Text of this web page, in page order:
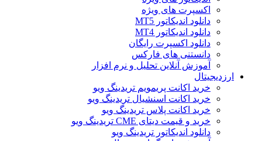
اکسپرت های ویژه
دانلود اندیکاتور MT5
دانلود اندیکاتور MT4
دانلود اکسپرت رایگان
دانستنی های فارکس
آموزش آنلاین تحلیل و نرم افزار
ارزدیجیتال
خرید اکانت پریمویم تریدینگ ویو
خرید اکانت اسنشیال تریدینگ ویو
خرید اکانت پلاس تریدینگ ویو
خرید و قیمت دیتای CME تریدینگ ویو
دانلود اندیکاتور تریدینگ ویو